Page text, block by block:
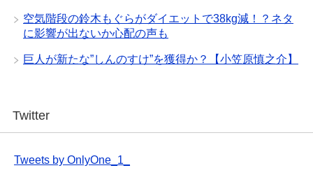
空気階段の鈴木もぐらがダイエットで38kg減！？ネタ
に影響が出ないか心配の声も
巨人が新たな”しんのすけ”を獲得か？【小笠原慎之介】
Twitter
Tweets by OnlyOne_1_